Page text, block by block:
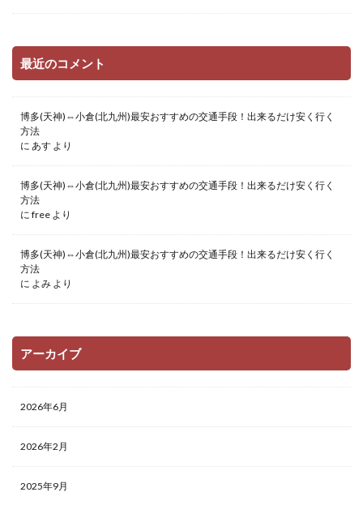
最近のコメント
博多(天神)⇔小倉(北九州)最安おすすめの交通手段！出来るだけ安く行く
方法
に あす より
博多(天神)⇔小倉(北九州)最安おすすめの交通手段！出来るだけ安く行く
方法
に free より
博多(天神)⇔小倉(北九州)最安おすすめの交通手段！出来るだけ安く行く
方法
に よみ より
アーカイブ
2026年6月
2026年2月
2025年9月